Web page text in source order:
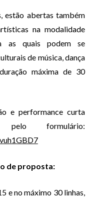
estão abertas também
na modalidade
as quais podem se
de música, dança
máxima de 30
e performance curta
formulário:
de proposta:
e no máximo 30 linhas,